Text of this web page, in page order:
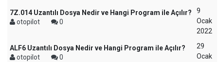
7Z.014 Uzantılı Dosya Nedir ve Hangi Program ile Açılır?
otopilot
0
9
Ocak
2022
ALF6 Uzantılı Dosya Nedir ve Hangi Program ile Açılır?
otopilot
0
29
Ocak